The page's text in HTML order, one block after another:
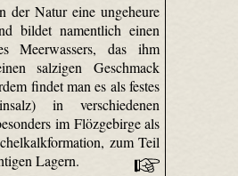
der Natur eine ungeheure
bildet namentlich einen
Meerwassers, das ihm
salzigen Geschmack
findet man es als festes
in verschiedenen
im Flözgebirge als
zum Teil
Lagern.